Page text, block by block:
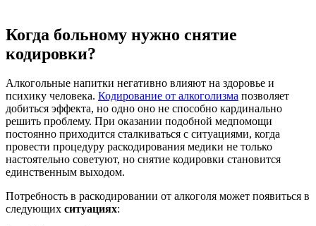
Когда больному нужно снятие
кодировки?
Алкогольные напитки негативно влияют на здоровье и
психику человека. Кодирование от алкоголизма позволяет
добиться эффекта, но одно оно не способно кардинально
решить проблему. При оказании подобной медпомощи
постоянно приходится сталкиваться с ситуациями, когда
провести процедуру раскодирования медики не только
настоятельно советуют, но снятие кодировки становится
единственным выходом.
Потребность в раскодировании от алкоголя может появиться в
следующих ситуациях: